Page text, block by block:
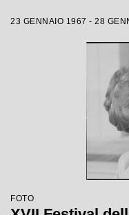
23 GENNAIO 1967 - 28
FOTO